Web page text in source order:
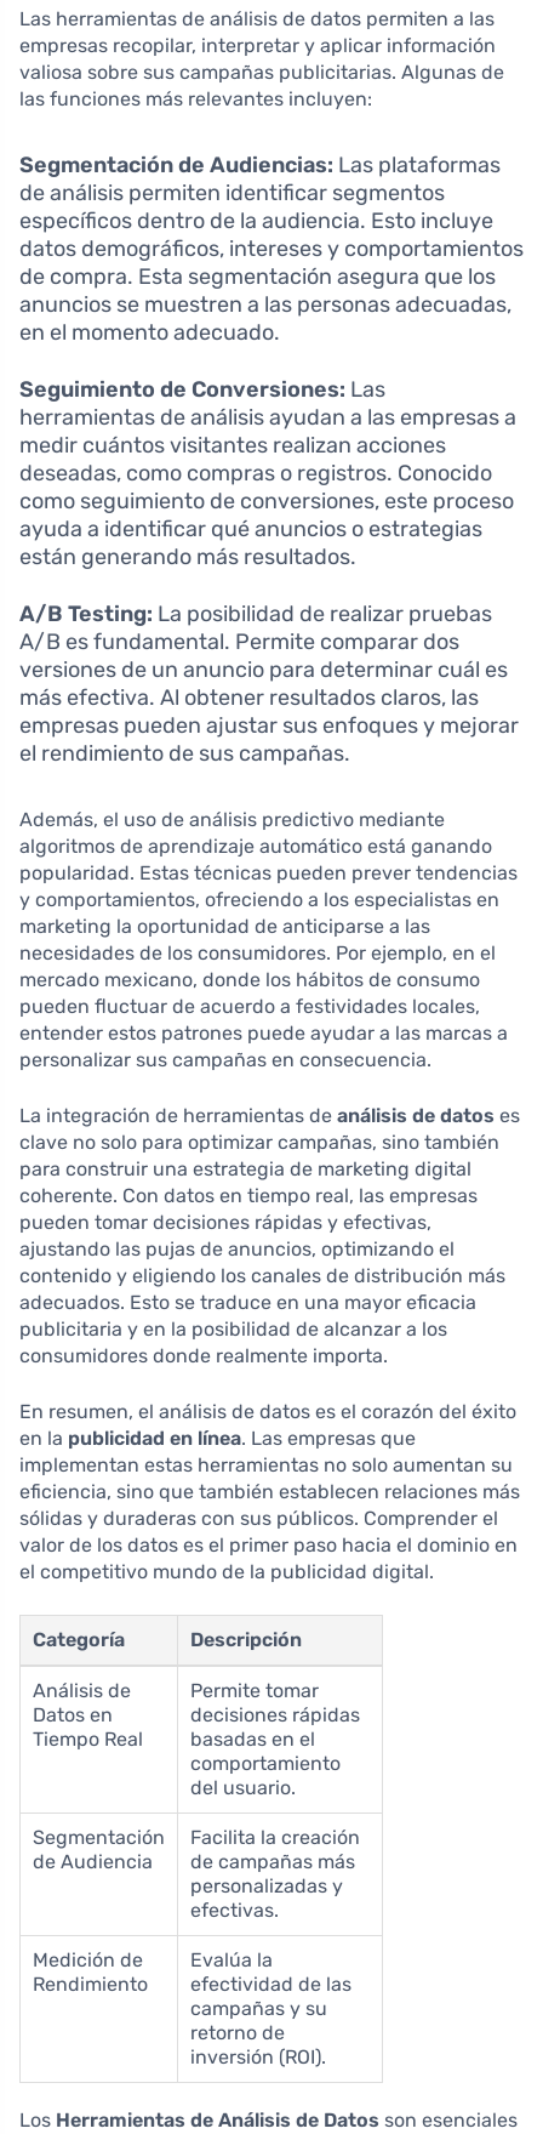
Las herramientas de análisis de datos permiten a las
empresas recopilar, interpretar y aplicar información
valiosa sobre sus campañas publicitarias. Algunas de
las funciones más relevantes incluyen:
Segmentación de Audiencias: Las plataformas
de análisis permiten identificar segmentos
específicos dentro de la audiencia. Esto incluye
datos demográficos, intereses y comportamientos
de compra. Esta segmentación asegura que los
anuncios se muestren a las personas adecuadas,
en el momento adecuado.
Seguimiento de Conversiones: Las
herramientas de análisis ayudan a las empresas a
medir cuántos visitantes realizan acciones
deseadas, como compras o registros. Conocido
como seguimiento de conversiones, este proceso
ayuda a identificar qué anuncios o estrategias
están generando más resultados.
A/B Testing: La posibilidad de realizar pruebas
A/B es fundamental. Permite comparar dos
versiones de un anuncio para determinar cuál es
más efectiva. Al obtener resultados claros, las
empresas pueden ajustar sus enfoques y mejorar
el rendimiento de sus campañas.
Además, el uso de análisis predictivo mediante
algoritmos de aprendizaje automático está ganando
popularidad. Estas técnicas pueden prever tendencias
y comportamientos, ofreciendo a los especialistas en
marketing la oportunidad de anticiparse a las
necesidades de los consumidores. Por ejemplo, en el
mercado mexicano, donde los hábitos de consumo
pueden fluctuar de acuerdo a festividades locales,
entender estos patrones puede ayudar a las marcas a
personalizar sus campañas en consecuencia.
La integración de herramientas de análisis de datos es
clave no solo para optimizar campañas, sino también
para construir una estrategia de marketing digital
coherente. Con datos en tiempo real, las empresas
pueden tomar decisiones rápidas y efectivas,
ajustando las pujas de anuncios, optimizando el
contenido y eligiendo los canales de distribución más
adecuados. Esto se traduce en una mayor eficacia
publicitaria y en la posibilidad de alcanzar a los
consumidores donde realmente importa.
En resumen, el análisis de datos es el corazón del éxito
en la publicidad en línea. Las empresas que
implementan estas herramientas no solo aumentan su
eficiencia, sino que también establecen relaciones más
sólidas y duraderas con sus públicos. Comprender el
valor de los datos es el primer paso hacia el dominio en
el competitivo mundo de la publicidad digital.
Categoría Descripción
Análisis de
Datos en
Tiempo Real
Permite tomar
decisiones rápidas
basadas en el
comportamiento
del usuario.
Segmentación
de Audiencia
Facilita la creación
de campañas más
personalizadas y
efectivas.
Medición de
Rendimiento
Evalúa la
efectividad de las
campañas y su
retorno de
inversión (ROI).
Los Herramientas de Análisis de Datos son esenciales